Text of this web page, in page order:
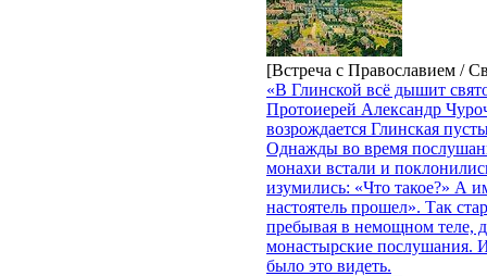
[Встреча с Православием /
«В Глинской всё дышит
Протоиерей Александр
возрождается Глинская
Однажды во время
монахи встали и
изумились: «Что такое?» А
настоятель прошел». Так
пребывая в немощном теле,
монастырские послушания.
было это видеть.